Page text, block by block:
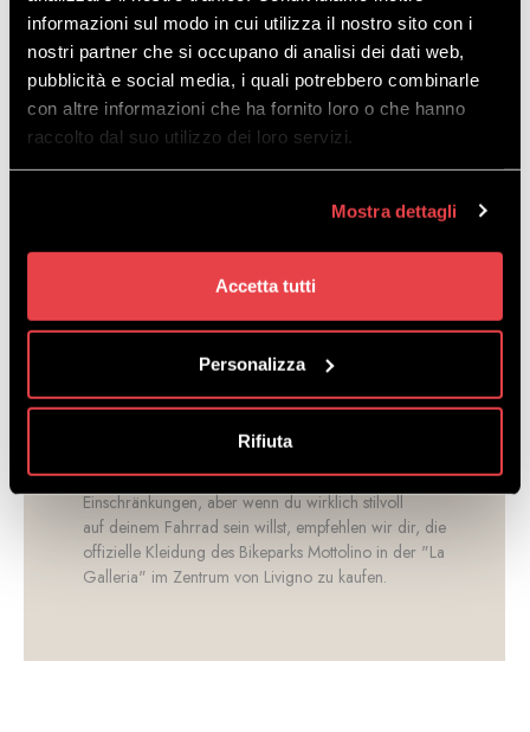
informazioni sul modo in cui utilizza il nostro sito con i
nostri partner che si occupano di analisi dei dati web,
pubblicità e social media, i quali potrebbero combinarle
con altre informazioni che ha fornito loro o che hanno
raccolto dal suo utilizzo dei loro servizi.
Mostra dettagli
Accetta tutti
Personalizza
Rifiuta
Handschuhe:Sie geben dir mehr Halt auf den
Bremsen und schützen dich im Falle eines Sturzes
vor Schnitten. Hände sind das erste, was dich im
Falle eines Sturzes unterstützt, daher ist es sehr
wichtig, sie bedeckt zu halten.
Kleidung:In diesem Fall gibt es keine besonderen
Einschränkungen, aber wenn du wirklich stilvoll
auf deinem Fahrrad sein willst, empfehlen wir dir, die
offizielle Kleidung des Bikeparks Mottolino in der "La
Galleria" im Zentrum von Livigno zu kaufen.